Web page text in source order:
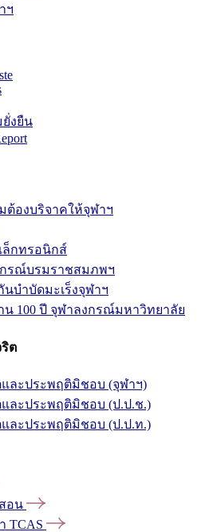
ฯ
งยืน
ต้องบริจาคให้จุฬาฯ
ล็กทรอนิกส์
รณ์บรมราชสมภพฯ
บำบัดมะเร็งจุฬาฯ
น 100 ปี จุฬาลงกรณ์มหาวิทยาลัย
ริต
และประพฤติมิชอบ (จุฬาฯ)
และประพฤติมิชอบ (ป.ป.ช.)
และประพฤติมิชอบ (ป.ป.ท.)
อน
TCAS